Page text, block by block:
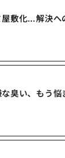
敷化…解決へ
臭い、もう